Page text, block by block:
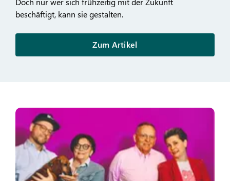
beschäftigt, kann sie gestalten.
Zum Artikel